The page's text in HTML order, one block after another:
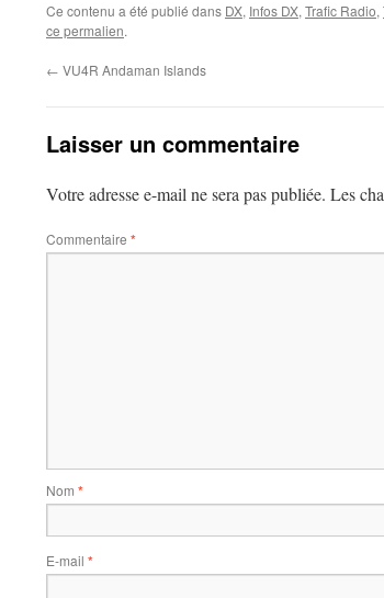
Ce contenu a été publié dans DX, Infos DX, Trafic Radio,
ce permalien.
← VU4R Andaman Islands
Laisser un commentaire
Votre adresse e-mail ne sera pas publiée. Les
Commentaire *
Nom *
E-mail *